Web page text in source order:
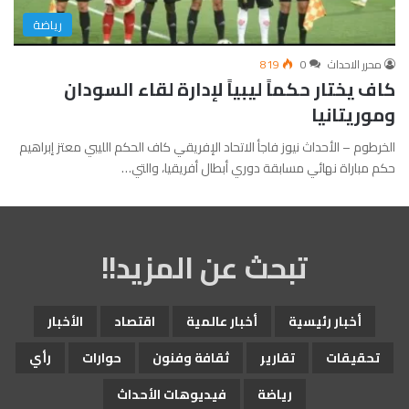
رياضة
محرر الاحداث 0
819
كاف يختار حكماً ليبياً لإدارة لقاء السودان
وموريتانيا
الخرطوم – الأحداث نيوز فاجأ الاتحاد الإفريقي كاف الحكم الليبي معتز إبراهيم
حكم مباراة نهائي مسابقة دوري أبطال أفريقيا، والتي…
تبحث عن المزيد!!
أخبار رئيسية أخبار عالمية اقتصاد
الأخبار
تحقيقات
تقارير ثقافة وفنون حوارات
رأي
رياضة
فيديوهات الأحداث